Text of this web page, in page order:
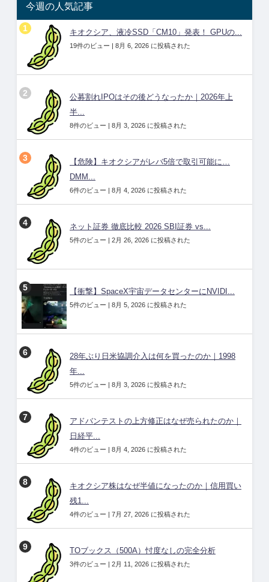
今週の人気記事
キオクシア、液冷SSD「CM10」発表！ GPUの...
19件のビュー 8月 6, 2026 に投稿された
公募割れIPOはその後どうなったか｜2026年上
半...
8件のビュー 8月 3, 2026 に投稿された
【危険】キオクシアがレバ5倍で取引可能に…
DMM...
6件のビュー 8月 4, 2026 に投稿された
ネット証券 徹底比較 2026 SBI証券 vs...
5件のビュー 2月 26, 2026 に投稿された
【衝撃】SpaceX宇宙データセンターにNVIDI...
5件のビュー 8月 5, 2026 に投稿された
28年ぶり日米協調介入は何を買ったのか｜1998
年...
5件のビュー 8月 3, 2026 に投稿された
アドバンテストの上方修正はなぜ売られたのか｜
日経平...
4件のビュー 8月 4, 2026 に投稿された
キオクシア株はなぜ半値になったのか｜信用買い
残1...
4件のビュー 7月 27, 2026 に投稿された
TOブックス（500A）忖度なしの完全分析
3件のビュー 2月 11, 2026 に投稿された